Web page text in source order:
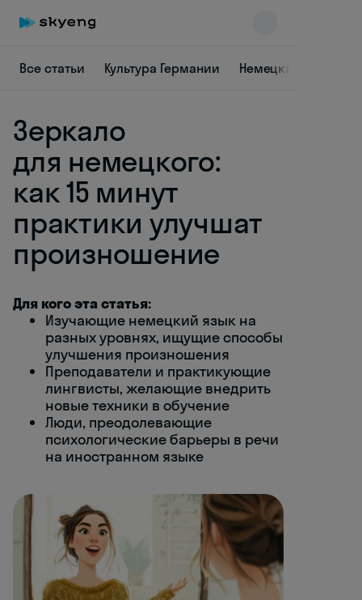
Все статьи Культура Германии Немецкая лексика
Зеркало
для немецкого:
как 15 минут
практики улучшат
произношение
Для кого эта статья:
Изучающие немецкий язык на
разных уровнях, ищущие способы
улучшения произношения
Преподаватели и практикующие
лингвисты, желающие внедрить
новые техники в обучение
Люди, преодолевающие
психологические барьеры в речи
на иностранном языке
online